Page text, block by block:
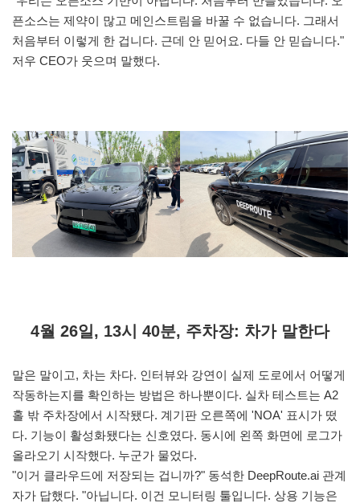
픈소스는 제약이 많고 메인스트림을 바꿀 수 없습니다. 그래서
처음부터 이렇게 한 겁니다. 근데 안 믿어요. 다들 안 믿습니다."
저우 CEO가 웃으며 말했다.
4월 26일, 13시 40분, 주차장: 차가 말한다
말은 말이고, 차는 차다. 인터뷰와 강연이 실제 도로에서 어떻게
작동하는지를 확인하는 방법은 하나뿐이다. 실차 테스트는 A2
홀 밖 주차장에서 시작됐다. 계기판 오른쪽에 'NOA' 표시가 떴
다. 기능이 활성화됐다는 신호였다. 동시에 왼쪽 화면에 로그가
올라오기 시작했다. 누군가 물었다.
"이거 클라우드에 저장되는 겁니까?" 동석한 DeepRoute.ai 관계
자가 답했다. "아닙니다. 이건 모니터링 툴입니다. 상용 기능은